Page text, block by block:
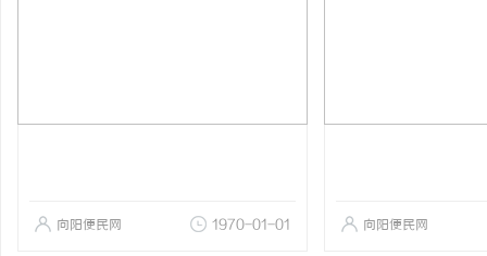
向阳便民网 1970-01-01 向阳便民网